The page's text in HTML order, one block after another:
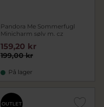
Pandora Me Sommerfugl
Minicharm sølv m. cz
199,00 kr
159,20 kr
På lager
OUTLET